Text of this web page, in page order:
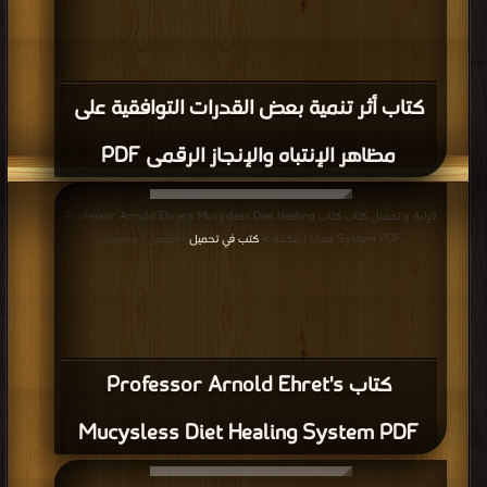
كتاب أثر تنمية بعض القدرات التوافقية على
مظاهر الإنتباه والإنجاز الرقمى PDF
كتاب Professor Arnold Ehret's
Mucysless Diet Healing System PDF
قراءة و تحميل كتاب كتاب Professor Arnold Ehret's Mucysless Diet Healing
System PDF مجانا | مكتبة >
كتب في تحميل | التحميل : مرة/مرات